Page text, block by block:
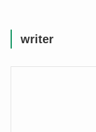
writer